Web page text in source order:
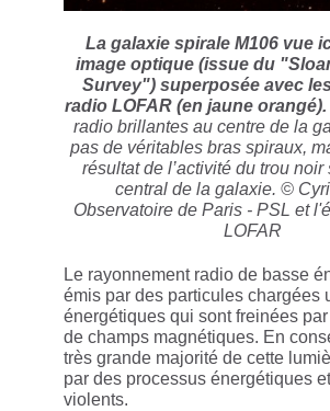
La galaxie spirale M106 vue
image optique (issue du
Survey") superposée avec
radio LOFAR (en jaune orangé).
radio brillantes au centre de la
pas de véritables bras spiraux,
résultat de l’activité du trou
central de la galaxie. ©
Observatoire de Paris - PSL et
LOFAR
Le rayonnement radio de basse
émis par des particules chargées
énergétiques qui sont freinées
de champs magnétiques. En
très grande majorité de cette
par des processus énergétiques
violents.